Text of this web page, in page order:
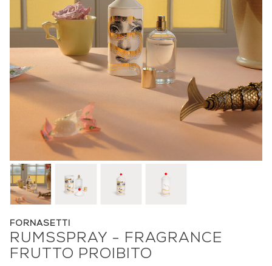
FORNASETTI
RUMSSPRAY - FRAGRANCE
FRUTTO PROIBITO